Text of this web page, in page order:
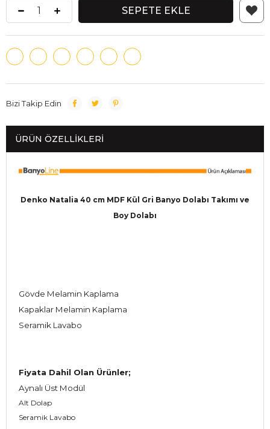
Bizi Takip Edin
ÜRÜN ÖZELLIKLERI
Denko Natalia 40 cm MDF Kül Gri Banyo Dolabı Takımı ve
Boy Dolabı
Gövde Melamin Kaplama
Kapaklar Melamin Kaplama
Seramik Lavabo
Fiyata Dahil Olan Ürünler;
Aynalı Üst Modül
Alt Dolap
Seramik Lavabo